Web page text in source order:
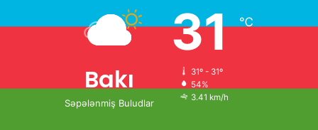
Bakı
Səpələnmiş Buludlar
31℃
31º - 31º
54%
3.41 km/h